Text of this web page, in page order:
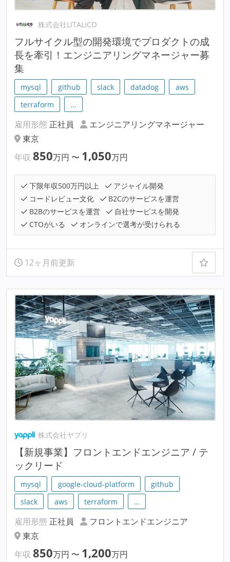
株式会社LITALICO
フルサイクル型の開発環境でプロダクトの成
長を牽引！エンジニアリングマネージャー募
集
mysql github slack datadog
aws
terraform
…
雇用形態 正社員
エンジニアリングマネージャー
東京
年収 850万円 〜 1,050万円
下限年収500万円以上
アジャイル開発
コードレビュー文化
B2Cのサービスを運営
B2Bのサービスを運営
自社サービスを開発
CTOがいる
オンラインで選考が受けられる
12ヶ月前更新
株式会社ヤプリ
【新規事業】フロントエンドエンジニア / テ
ックリード
mysql google-cloud-platform
github
slack
aws terraform …
雇用形態 正社員
フロントエンドエンジニア
東京
年収 850万円 〜 1,200万円